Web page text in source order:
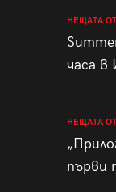
НЕЩАТА
часа в
НЕЩАТА
първи